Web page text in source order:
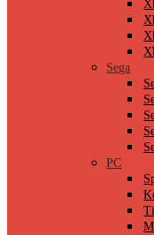
Sega
PC